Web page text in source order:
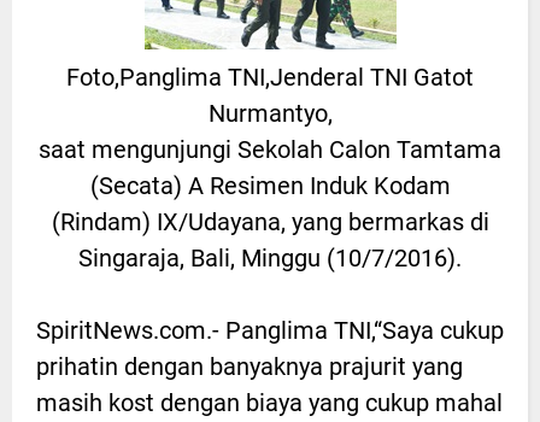
Foto,Panglima TNI,Jenderal TNI Gatot
Nurmantyo,
saat mengunjungi Sekolah Calon Tamtama
(Secata) A Resimen Induk Kodam
(Rindam) IX/Udayana, yang bermarkas di
Singaraja, Bali, Minggu (10/7/2016).
SpiritNews.com.- Panglima TNI,“Saya cukup
prihatin dengan banyaknya prajurit yang
masih kost dengan biaya yang cukup mahal